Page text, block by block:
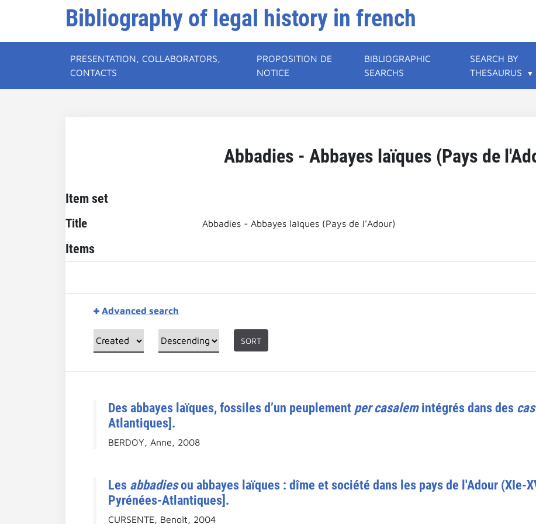
Bibliography of legal history in french
PRESENTATION, COLLABORATORS,
CONTACTS
PROPOSITION DE
NOTICE
BIBLIOGRAPHIC
SEARCHS
SEARCH BY
THESAURUS
Abbadies - Abbayes laïques (Pays de
Item set
Title Abbadies - Abbayes laïques (Pays de l'Adour)
Items
Advanced search
SORT
Des abbayes laïques, fossiles d’un peuplement per casalemintégrés dans des
Atlantiques].
BERDOY, Anne, 2008
Les abbadiesou abbayes laïques : dîme et société dans les pays de l'Adour (XIe-
Pyrénées-Atlantiques].
CURSENTE, Benoît, 2004